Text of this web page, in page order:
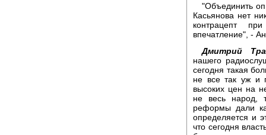
"Объединить
Касьянова нет
контрацепт
впечатление", -
Дмитрий
нашего
сегодня такая
не все так уж и
высоких цен на
не весь народ,
реформы дали
определяется и
что сегодня